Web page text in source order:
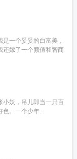
一个妥妥的白富美，
还嫁了一个颜值和智商
小妖，吊儿郎当一只百
色。一个少年...